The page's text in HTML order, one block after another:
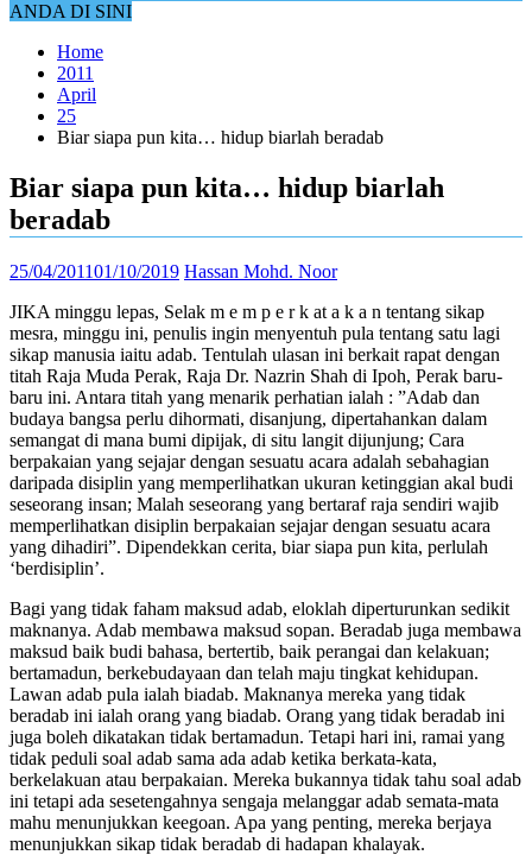
ANDA DI SINI
Home
2011
April
25
Biar siapa pun kita… hidup biarlah beradab
Biar siapa pun kita… hidup biarlah
beradab
25/04/201101/10/2019 Hassan Mohd. Noor
JIKA minggu lepas, Selak m e m p e r k at a k a n tentang sikap
mesra, minggu ini, penulis ingin menyentuh pula tentang satu lagi
sikap manusia iaitu adab. Tentulah ulasan ini berkait rapat dengan
titah Raja Muda Perak, Raja Dr. Nazrin Shah di Ipoh, Perak baru-
baru ini. Antara titah yang menarik perhatian ialah : ”Adab dan
budaya bangsa perlu dihormati, disanjung, dipertahankan dalam
semangat di mana bumi dipijak, di situ langit dijunjung; Cara
berpakaian yang sejajar dengan sesuatu acara adalah sebahagian
daripada disiplin yang memperlihatkan ukuran ketinggian akal budi
seseorang insan; Malah seseorang yang bertaraf raja sendiri wajib
memperlihatkan disiplin berpakaian sejajar dengan sesuatu acara
yang dihadiri”. Dipendekkan cerita, biar siapa pun kita, perlulah
‘berdisiplin’.
Bagi yang tidak faham maksud adab, eloklah diperturunkan sedikit
maknanya. Adab membawa maksud sopan. Beradab juga membawa
maksud baik budi bahasa, bertertib, baik perangai dan kelakuan;
bertamadun, berkebudayaan dan telah maju tingkat kehidupan.
Lawan adab pula ialah biadab. Maknanya mereka yang tidak
beradab ini ialah orang yang biadab. Orang yang tidak beradab ini
juga boleh dikatakan tidak bertamadun. Tetapi hari ini, ramai yang
tidak peduli soal adab sama ada adab ketika berkata-kata,
berkelakuan atau berpakaian. Mereka bukannya tidak tahu soal adab
ini tetapi ada sesetengahnya sengaja melanggar adab semata-mata
mahu menunjukkan keegoan. Apa yang penting, mereka berjaya
menunjukkan sikap tidak beradab di hadapan khalayak.